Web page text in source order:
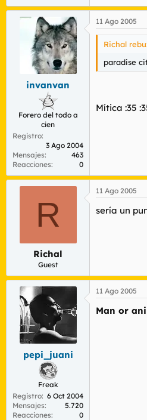
invanvan
Forero del todo a
cien
Registro
3 Ago 2004
Mensajes
463
Reacciones
0
11 Ago 2005
Richal
paradise
Mítica :35
R
Richal
Guest
11 Ago 2005
sería un
pepi_juani
Freak
Registro 6 Oct 2004
Mensajes
5.720
Reacciones
0
11 Ago 2005
Man or